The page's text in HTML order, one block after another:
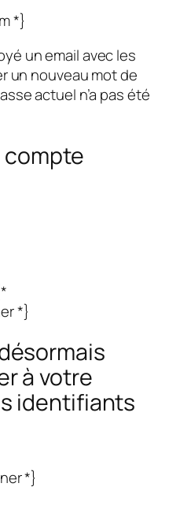
*}
un email avec les
un nouveau mot de
actuel n’a pas été
*}
à votre
identifiants
*}